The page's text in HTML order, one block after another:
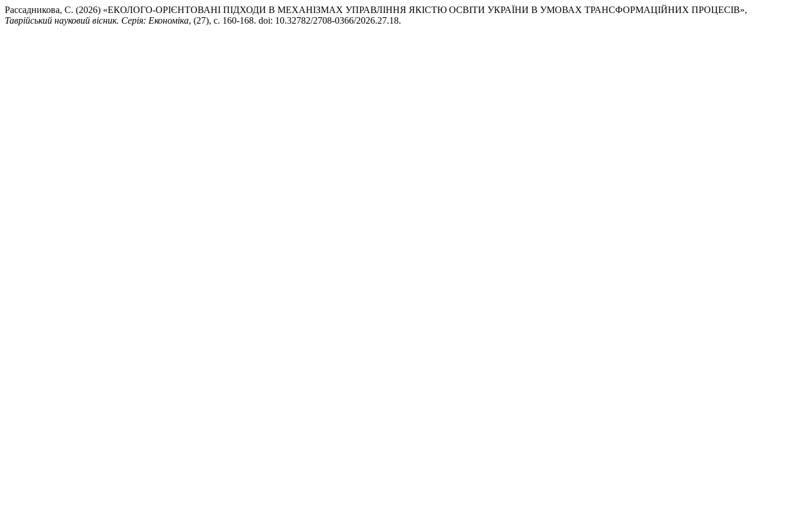
Рассадникова, С. (2026) «ЕКОЛОГО-ОРІЄНТОВАНІ ПІДХОДИ В МЕХАНІЗМАХ УПРАВЛІННЯ ЯКІСТЮ ОСВІТИ УКРАЇНИ В УМОВАХ ТРАНСФОРМАЦІЙНИХ ПРОЦЕСІВ»,
Таврійський науковий вісник. Серія: Економіка, (27), с. 160-168. doi: 10.32782/2708-0366/2026.27.18.